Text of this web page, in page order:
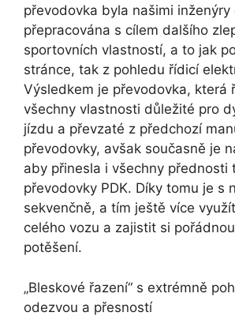
převodovka byla našimi inženýry
přepracována s cílem dalšího
sportovních vlastností, a to jak
stránce, tak z pohledu řídicí
Výsledkem je převodovka, která
všechny vlastnosti důležité pro
jízdu a převzaté z předchozí
převodovky, avšak současně je
aby přinesla i všechny přednosti
převodovky PDK. Díky tomu je s
sekvenčně, a tím ještě více
celého vozu a zajistit si
potěšení.
„Bleskové řazení“ s extrémně
odezvou a přesností